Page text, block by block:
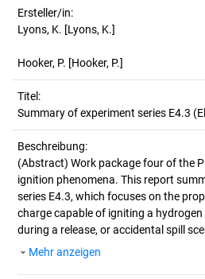
Ersteller/in:
Lyons, K. [Lyons, K.]
Hooker, P. [Hooker, P.]
Titel:
Summary of experiment series E4.3
Beschreibung:
(Abstract) Work package four of the
ignition phenomena. This report
series E4.3, which focuses on the
charge capable of igniting a
during a release, or accidental spill
Mehr anzeigen